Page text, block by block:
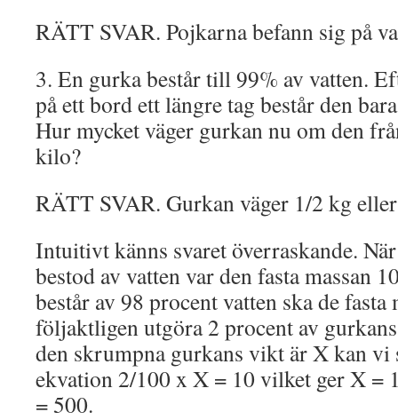
RÄTT SVAR. Pojkarna befann sig på
3. En gurka består till 99% av vatten.
på ett bord ett längre tag består den
Hur mycket väger gurkan nu om den
kilo?
RÄTT SVAR. Gurkan väger 1/2 kg
Intuitivt känns svaret överraskande.
bestod av vatten var den fasta massan
består av 98 procent vatten ska de fasta
följaktligen utgöra 2 procent av
den skrumpna gurkans vikt är X kan vi
ekvation 2/100 x X = 10 vilket ger X =
= 500.